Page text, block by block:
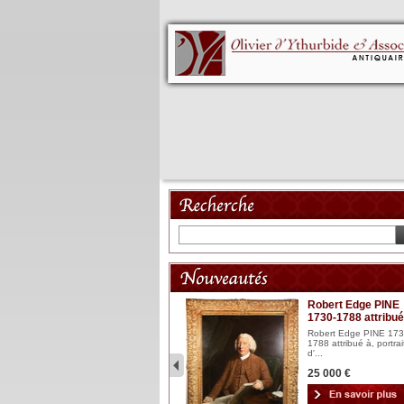
Robert Edge PINE
1730-1788
Robert Edge PINE
1788 attribué à,
d'...
25 000 €